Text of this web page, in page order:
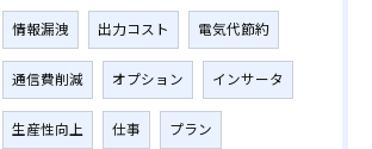
情報漏洩 出力コスト 電気代節約
通信費削減 オプション インサータ
生産性向上 仕事 プラン